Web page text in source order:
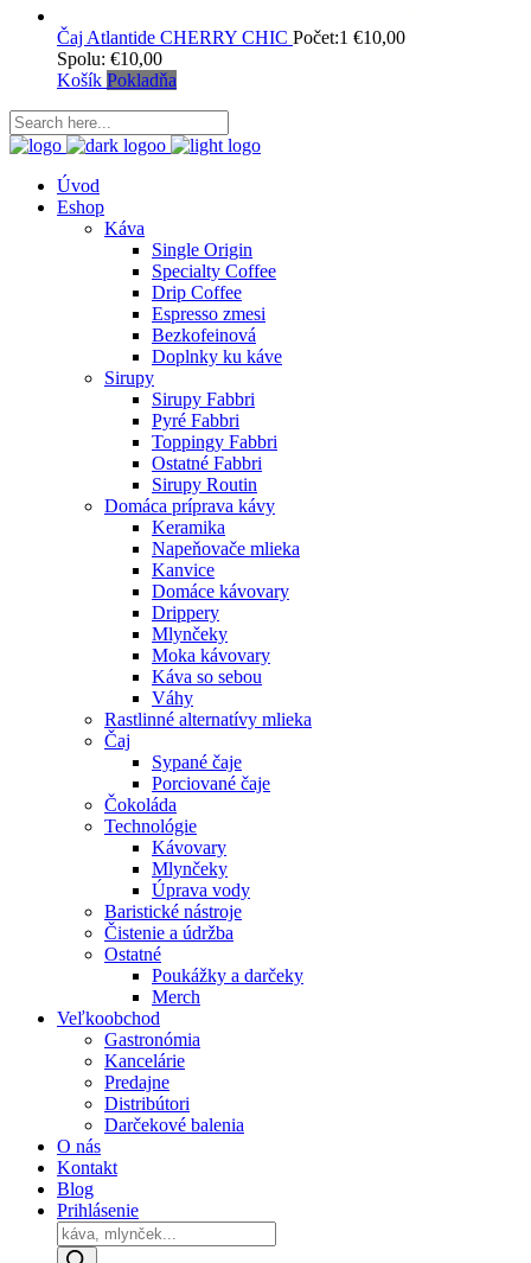
Čaj Atlantide CHERRY CHIC Počet:1 €10,00
Spolu: €10,00
Košík Pokladňa
Úvod
Eshop
Káva
Single Origin
Specialty Coffee
Drip Coffee
Espresso zmesi
Bezkofeinová
Doplnky ku káve
Sirupy
Sirupy Fabbri
Pyré Fabbri
Toppingy Fabbri
Ostatné Fabbri
Sirupy Routin
Domáca príprava kávy
Keramika
Napeňovače mlieka
Kanvice
Domáce kávovary
Drippery
Mlynčeky
Moka kávovary
Káva so sebou
Váhy
Rastlinné alternatívy mlieka
Čaj
Sypané čaje
Porciované čaje
Čokoláda
Technológie
Kávovary
Mlynčeky
Úprava vody
Baristické nástroje
Čistenie a údržba
Ostatné
Poukážky a darčeky
Merch
Veľkoobchod
Gastronómia
Kancelárie
Predajne
Distribútori
Darčekové balenia
O nás
Kontakt
Blog
Prihlásenie
Products
search